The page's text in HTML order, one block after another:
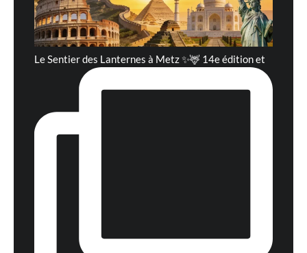
Le Sentier des Lanternes à Metz ✨🦌 14e édition et